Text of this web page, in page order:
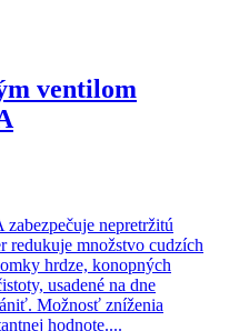
ventilom
nepretržitú
redukuje množstvo cudzích
hrdze, konopných
usadené na dne
Možnosť zníženia
hodnote....